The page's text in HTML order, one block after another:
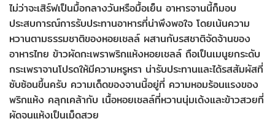
ไม่ว่าจะเสิร์ฟเป็นมื้อกลางวันหรือมื้อเย็น อาหารจานนี้ก็มอบ
ประสบการณ์การรับประทานอาหารที่น่าพึงพอใจ โดยเน้นความ
หวานตามธรรมชาติของหอยเชลล์ ผสานกับรสชาติจัดจ้านของ
อาหารไทย ข้าวผัดกะเพราพริกแห้งหอยเชลล์ ถือเป็นเมนูยกระดับ
กระเพราจานโปรดให้มีความหรูหรา น่ารับประทานและได้รสสัมผัสที่
ซับซ้อนขึ้นครับ ความเด็ดของจานนี้อยู่ที่ ความหอมร้อนแรงของ
พริกแห้ง คลุกเคล้ากับ เนื้อหอยเชลล์ที่หวานนุ่มเด้งและข้าวสวยที่
ผัดจนแห้งเป็นเม็ดสวย